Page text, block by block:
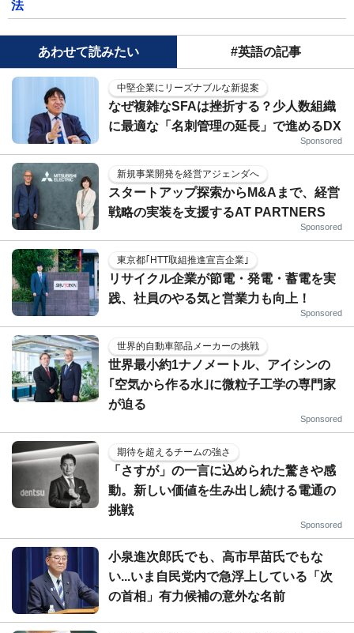
法
あわせて読みたい #英語の記事
中堅企業にリーズナブルな新提案
なぜ複雑なSFAは挫折する？少人数組織
に最適な「名刺管理の延長」で進めるDX
Sponsored
新規事業開発を経営アジェンダへ
スタートアップ探索からM&Aまで、経営
戦略の実装を支援するAT PARTNERS
Sponsored
東京都｢HTT取組推進宣言企業｣
リサイクル企業が節電・発電・蓄電を実
践、社員のやる気と営業力も向上！
Sponsored
世界的自動車部品メーカーの挑戦
世界最小約1ナノメートル、アイシンの
｢空気から作る水｣に微粒子工学の専門家
が迫る
Sponsored
期待を超えるチームの強さ
「さすが」の一言に込められた驚きや感
動。新しい価値を生み出し続ける電通の
挑戦
Sponsored
小泉進次郎氏でも、高市早苗氏でもな
い...いま自民党内で急浮上している「次
の首相」有力候補の意外な名前